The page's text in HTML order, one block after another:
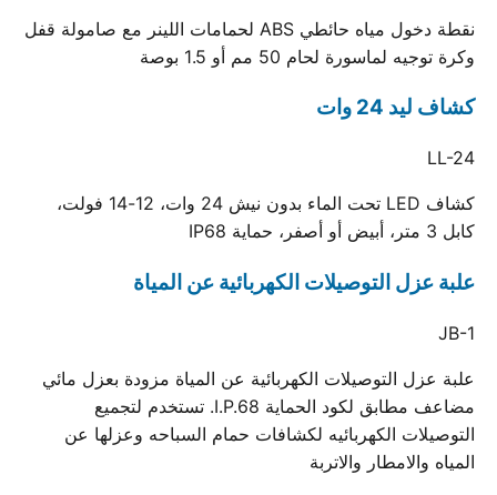
نقطة دخول مياه حائطي ABS لحمامات اللينر مع صامولة قفل
وكرة توجيه لماسورة لحام 50 مم أو 1.5 بوصة
كشاف ليد 24 وات
LL-24
كشاف LED تحت الماء بدون نيش 24 وات، 12-14 فولت،
كابل 3 متر، أبيض أو أصفر، حماية IP68
علبة عزل التوصيلات الكهربائية عن المياة
JB-1
علبة عزل التوصيلات الكهربائية عن المياة مزودة بعزل مائي
مضاعف مطابق لكود الحماية I.P.68. تستخدم لتجميع
التوصيلات الكهربائيه لكشافات حمام السباحه وعزلها عن
المياه والامطار والاتربة